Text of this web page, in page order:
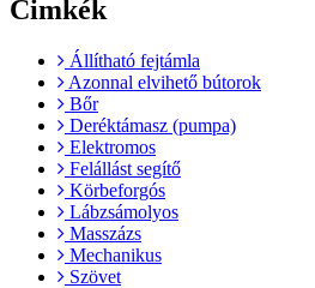
Cimkék
Állítható fejtámla
Azonnal elvihető bútorok
Bőr
Deréktámasz (pumpa)
Elektromos
Felállást segítő
Körbeforgós
Lábzsámolyos
Masszázs
Mechanikus
Szövet